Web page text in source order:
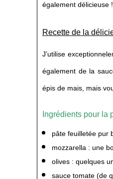
également délicieuse !
Recette de la
J’utilise
également de la
épis de mais, mais
Ingrédients pour la
pâte feuilletée pur
mozzarella : une
olives : quelques
sauce tomate (de